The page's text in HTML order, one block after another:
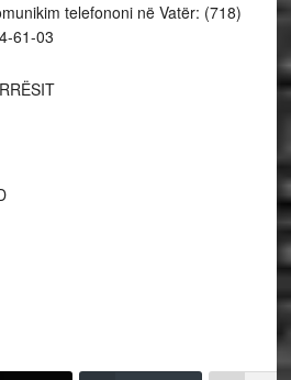
telefononi në Vatër: (718)
61-03